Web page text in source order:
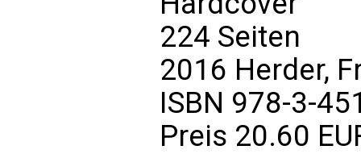
224 Seiten
2016 Herder,
ISBN 978-3-
Preis 20.60